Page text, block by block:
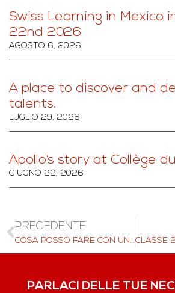
Swiss Learning in Mexico
22nd 2026
AGOSTO 6, 2026
A place to discover and
talents.
LUGLIO 29, 2026
Apollo’s story at Collège
GIUGNO 22, 2026
PRECEDENTE
COSA POSSO FARE CON UN MBA HOSPITALITY
PARLACI DELLE TUE